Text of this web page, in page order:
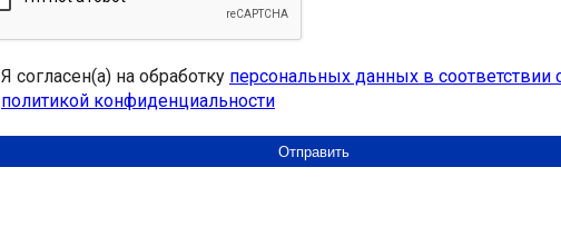
Я согласен(а) на обработку персональных данных в соответствии
политикой конфиденциальности